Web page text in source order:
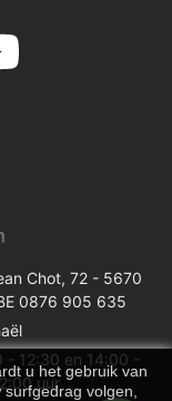
u het gebruik van
volgen,
Chot, 72 - 5670
0876 905 635
- 12:30 en 14:00 -
uur